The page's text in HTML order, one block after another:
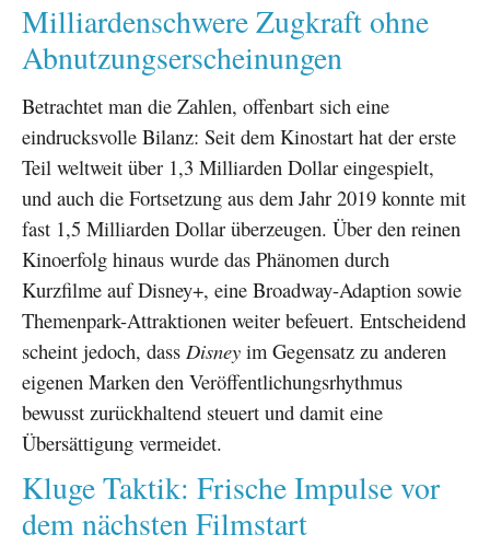
Milliardenschwere Zugkraft ohne
Abnutzungserscheinungen
Betrachtet man die Zahlen, offenbart sich eine
eindrucksvolle Bilanz: Seit dem Kinostart hat der erste
Teil weltweit über 1,3 Milliarden Dollar eingespielt,
und auch die Fortsetzung aus dem Jahr 2019 konnte mit
fast 1,5 Milliarden Dollar überzeugen. Über den reinen
Kinoerfolg hinaus wurde das Phänomen durch
Kurzfilme auf Disney+, eine Broadway-Adaption sowie
Themenpark-Attraktionen weiter befeuert. Entscheidend
scheint jedoch, dass Disney im Gegensatz zu anderen
eigenen Marken den Veröffentlichungsrhythmus
bewusst zurückhaltend steuert und damit eine
Übersättigung vermeidet.
Kluge Taktik: Frische Impulse vor
dem nächsten Filmstart